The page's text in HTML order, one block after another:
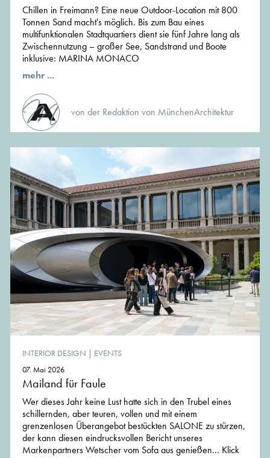
Chillen in Freimann? Eine neue Outdoor-Location mit 800
Tonnen Sand macht's möglich. Bis zum Bau eines
multifunktionalen Stadtquartiers dient sie fünf Jahre lang als
Zwischennutzung – großer See, Sandstrand und Boote
inklusive: MARINA MONACO
mehr ...
von der Redaktion von MünchenArchitektur
INTERIOR DESIGN | EVENTS
07. Mai 2026
Mailand für Faule
Wer dieses Jahr keine Lust hatte sich in den Trubel eines
schillernden, aber teuren, vollen und mit einem
grenzenlosen Überangebot bestückten SALONE zu stürzen,
der kann diesen eindrucksvollen Bericht unseres
Markenpartners Wetscher vom Sofa aus genießen... Klick